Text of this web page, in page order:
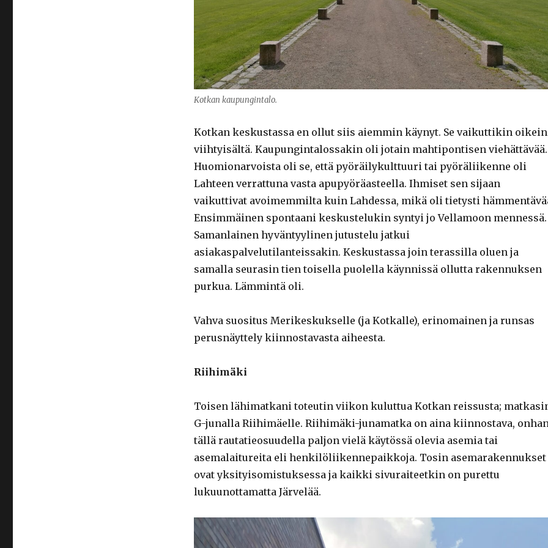
Kotkan kaupungintalo.
Kotkan keskustassa en ollut siis aiemmin käynyt. Se vaikuttikin oikein
viihtyisältä. Kaupungintalossakin oli jotain mahtipontisen viehättävää.
Huomionarvoista oli se, että pyöräilykulttuuri tai pyöräliikenne oli
Lahteen verrattuna vasta apupyöräasteella. Ihmiset sen sijaan
vaikuttivat avoimemmilta kuin Lahdessa, mikä oli tietysti
Ensimmäinen spontaani keskustelukin syntyi jo Vellamoon mennessä.
Samanlainen hyväntyylinen jutustelu jatkui
asiakaspalvelutilanteissakin. Keskustassa join terassilla oluen ja
samalla seurasin tien toisella puolella käynnissä ollutta rakennuksen
purkua. Lämmintä oli.
Vahva suositus Merikeskukselle (ja Kotkalle), erinomainen ja runsas
perusnäyttely kiinnostavasta aiheesta.
Riihimäki
Toisen lähimatkani toteutin viikon kuluttua Kotkan reissusta;
G-junalla Riihimäelle. Riihimäki-junamatka on aina kiinnostava,
tällä rautatieosuudella paljon vielä käytössä olevia asemia tai
asemalaitureita eli henkilöliikennepaikkoja. Tosin asemarakennukset
ovat yksityisomistuksessa ja kaikki sivuraiteetkin on purettu
lukuunottamatta Järvelää.